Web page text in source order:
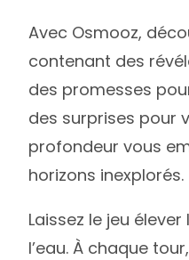
Avec Osmooz,
contenant des
des promesses
des surprises pour
profondeur vous
horizons inexplorés.
Laissez le jeu
l’eau. À chaque